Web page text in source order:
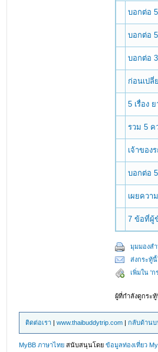
บอกต่อ
บอกต่อ
บอกต่อ
ก่อนเปลี่
5 เรื่อง
รวม 5 ค
เจ้าของ
บอกต่อ
เผยควา
7 ข้อที่ผู้
มุมมองส
ส่งกระทู้
เพิ่มใน 'ก
ผู้ที่กำลังดูกระ
ติดต่อเรา |www.thaibuddytrip.com |กลับด้าน
MyBB ภาษาไทย สนับสนุนโดยข้อมูลท่องเที่ยว